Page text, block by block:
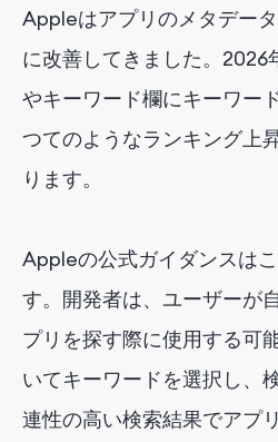
Appleはアプリのメタデー
に改善してきました。2026
やキーワード欄にキーワー
つてのようなランキング上
ります。
Appleの公式ガイダンスは
す。開発者は、ユーザーが
プリを探す際に使用する可
いてキーワードを選択し、
連性の高い検索結果でアプ